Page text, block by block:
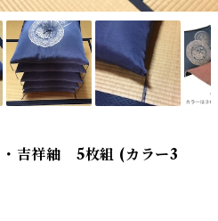
・吉祥紬 5枚組 (カラー3